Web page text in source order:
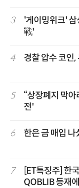
3
'게이밍위크'
戰'
4 경찰 압수 코인
5
“상장폐지 막
전'
6 한은 금 매입
7
[ET특징주] 한
QOBLIB 등재